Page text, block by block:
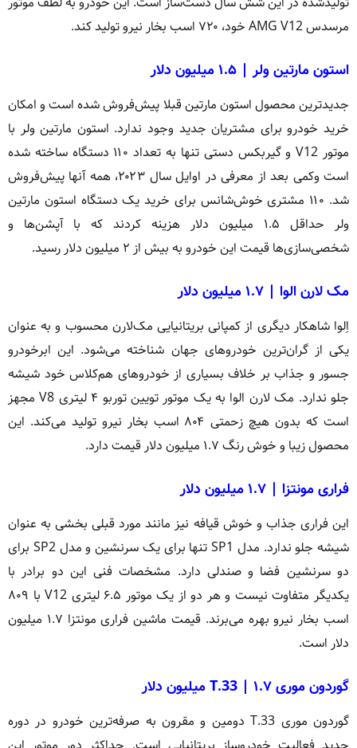
مرسدس AMG V12 خود، ۷۲۰ اسب بخار نیرو تولید کند.
استون مارتین ولر | ۱.۵ میلیون دلار
جدیدترین محصول استون مارتین قبلا پیش‌فروش شده است و امکان
خرید خودرو برای مشتریان جدید وجود ندارد. استون مارتین ولر با
موتور V12 و گیربکس دستی تنها به تعداد ۱۱۰ دستگاه ساخته شده
است وکمی بعد از معرفی در اوایل سال ۲۰۲۳، همه آنها پیش‌فروش
شد. ۱۱۰ مشتری خوش‌شانس برای خرید یک دستگاه استون مارتین
ولر حداقل ۱.۵ میلیون دلار هزینه کردند که با آپشن‌ها و
شخصی‌سازی‌ها قیمت این خودرو به بیش از ۲ میلیون دلار رسید.
مک لارن الوا | ۱.۷ میلیون دلار
اِلوا شاهکار دیگری از کمپانی بریتانیایی مک‌لارن محسوب و به عنوان‌
یکی از گران‌ترین خودروهای جهان شناخته می‌شود. این ابرخودرو
جسور و جذاب بر خلاف بسیاری از خودروهای هم‌کلاس خود شیشه
جلو ندارد. مک لارن الوا به یک موتور تویین توربو ۴ لیتری V8 مجهز
است که بدون هیچ زحمتی ۸۰۴ اسب بخار نیرو تولید می‌کند. این
محصول زیبا و خوش رنگ ۱.۷ میلیون دلار قیمت دارد.
فراری مونتزا | ۱.۷ میلیون دلار
این فراری جذاب و خوش قیافه نیز مانند مورد قبلی بخشی به عنوان
شیشه جلو ندارد. مدل SP1 تنها برای یک سرنشین و مدل SP2 برای
دو سرنشین فضا و صندلی دارد. مشخصات فنی این دو برادر با
یکدیگر متفاوت نیست و هر دو از یک موتور ۶.۵ لیتری V12 با ۸۰۹
اسب بخار نیرو بهره می‌برند. قیمت ماشین فراری مونتزا ۱.۷ میلیون
دلار است.
گوردون موری T.33 | ۱.۷ میلیون دلار
گوردون موری T.33 دومین و مقرون به صرفه‌ترین خودرو در دوره